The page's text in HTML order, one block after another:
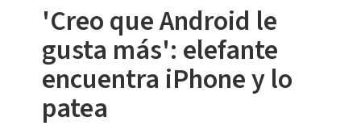
'Creo que Android le
gusta más': elefante
encuentra iPhone y lo
patea